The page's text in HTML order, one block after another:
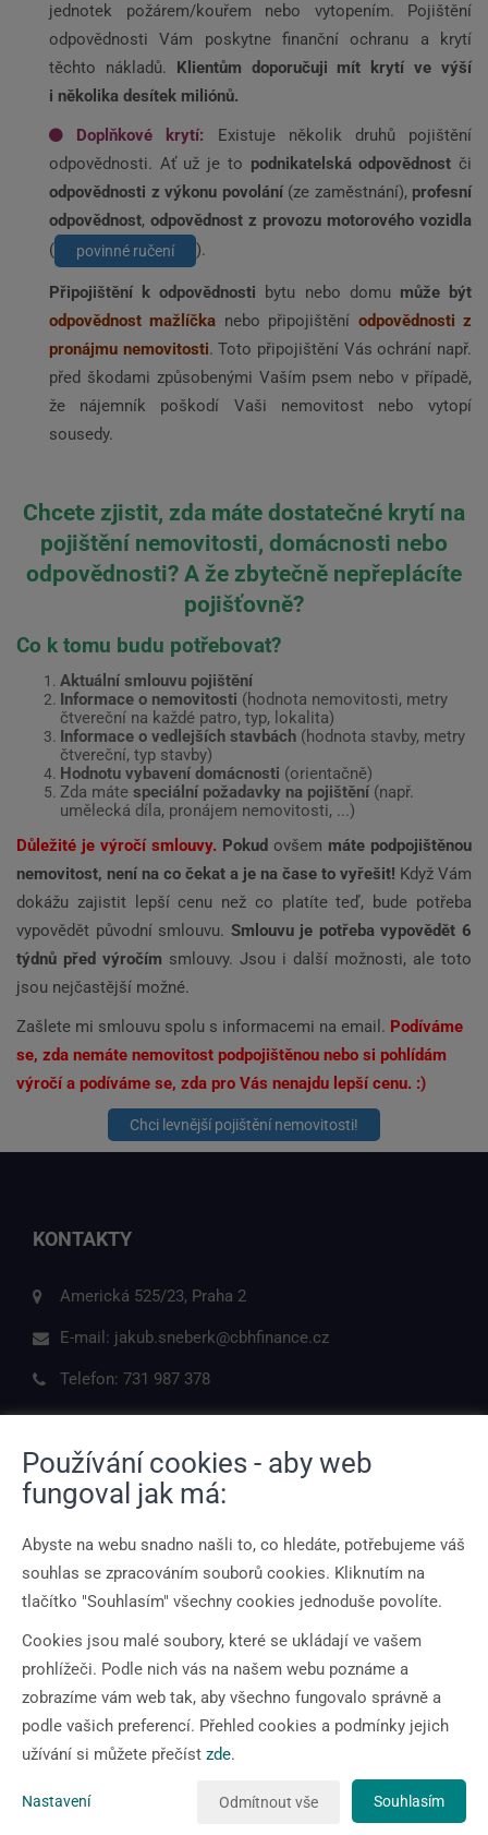
jednotek požárem/kouřem nebo vytopením. Pojištění
odpovědnosti Vám poskytne finanční ochranu a krytí
těchto nákladů. Klientům doporučuji mít krytí ve výší
i několika desítek miliónů.
Doplňkové krytí: Existuje několik druhů pojištění
odpovědnosti. Ať už je to podnikatelská odpovědnost či
odpovědnosti z výkonu povolání(ze zaměstnání), profesní
odpovědnost, odpovědnost z provozu motorového vozidla
(
povinné ručení ).
Připojištění k odpovědnosti bytu nebo domu může být
odpovědnost mažlíčka nebo připojištění odpovědnosti z
pronájmu nemovitosti. Toto připojištění Vás ochrání např.
před škodami způsobenými Vaším psem nebo v případě,
že nájemník poškodí Vaši nemovitost nebo vytopí
sousedy.
Chcete zjistit, zda máte dostatečné krytí na
pojištění nemovitosti, domácnosti nebo
odpovědnosti? A že zbytečně nepřeplácíte
pojišťovně?
Co k tomu budu potřebovat?
Aktuální smlouvu pojištění
Informace o nemovitosti (hodnota nemovitosti, metry
čtvereční na každé patro, typ, lokalita)
Informace o vedlejších stavbách (hodnota stavby, metry
čtvereční, typ stavby)
Hodnotu vybavení domácnosti (orientačně)
Zda máte speciální požadavky na pojištění (např.
umělecká díla, pronájem nemovitosti, ...)
Důležité je výročí smlouvy. Pokud ovšem máte podpojištěnou
nemovitost, není na co čekat a je na čase to vyřešit! Když Vám
dokážu zajistit lepší cenu než co platíte teď, bude potřeba
vypovědět původní smlouvu. Smlouvu je potřeba vypovědět 6
týdnů před výročím smlouvy. Jsou i další možnosti, ale toto
jsou nejčastější možné.
Zašlete mi smlouvu spolu s informacemi na email. Podíváme
se, zda nemáte nemovitost podpojištěnou nebo si pohlídám
výročí a podíváme se, zda pro Vás nenajdu lepší cenu. :)
Chci levnější pojištění nemovitosti!
KONTAKTY
Americká 525/23, Praha 2
E-mail: jakub.sneberk@cbhfinance.cz
Telefon: 731 987 378
ODKAZY
O mně
Kontakt
JAK PRACUJI
O mně
Používání cookies - aby web
fungoval jak má:
Abyste na webu snadno našli to, co hledáte, potřebujeme váš
souhlas se zpracováním souborů cookies. Kliknutím na
tlačítko "Souhlasím" všechny cookies jednoduše povolíte.
Cookies jsou malé soubory, které se ukládají ve vašem
prohlížeči. Podle nich vás na našem webu poznáme a
zobrazíme vám web tak, aby všechno fungovalo správně a
podle vašich preferencí. Přehled cookies a podmínky jejich
užívání si můžete přečíst zde.
Nastavení Souhlasím
Odmítnout vše